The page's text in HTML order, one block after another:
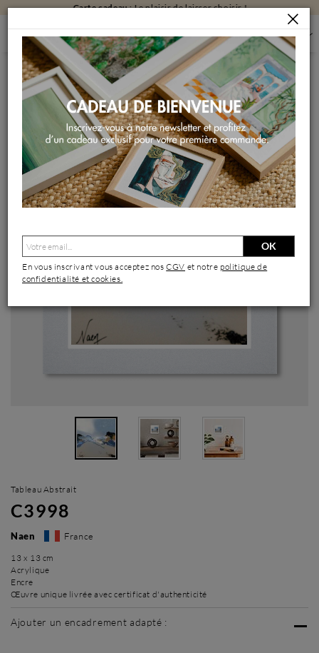
Carte cadeau: Le plaisir de laisser choisir !
PEINTURES PEINTURES PAR FORMAT PEINTURES PETIT FORMAT C3998
Peinture C3998 par Naen | Tableau Abstrait Acrylique Encre
Tableau Abstrait
C3998
Naen France
13 x 13 cm
Acrylique
Encre
Œuvre unique livrée avec certificat d'authenticité
Ajouter un encadrement adapté :
OK
En vous inscrivant vous acceptez nosCGV et notre politique de
confidentialité et cookies.